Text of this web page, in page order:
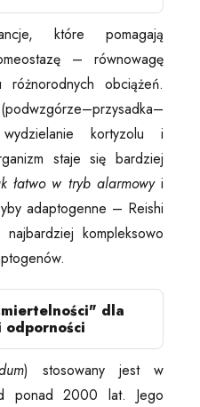
które pomagają
– równowagę
obciążeń.
kortyzolu i
staje się bardziej
łatwo w tryb alarmowyi
adaptogenne – Reishi
kompleksowo
dla
odporności
) stosowany jest w
ponad 2000 lat. Jego